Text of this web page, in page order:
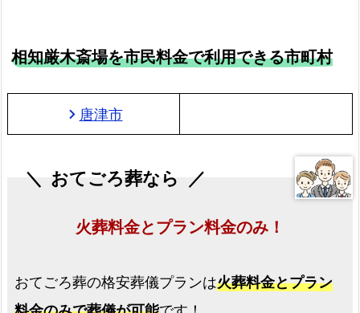
相知厳木斎場を市民料金で利用できる市町村
chevron_right唐津市
おてごろ葬なら
火葬料金とプラン料金のみ！
おてごろ葬の格安葬儀プランは火葬料金とプラン